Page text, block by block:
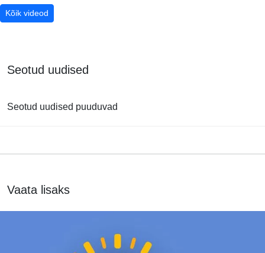
Kõik videod
Seotud uudised
Seotud uudised puuduvad
Vaata lisaks